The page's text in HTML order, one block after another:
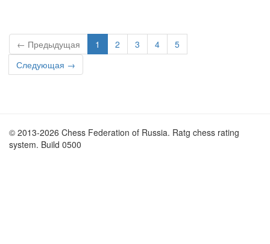
← Предыдущая 1 2 3 4
5
Следующая →
© 2013-2026 Chess Federation of Russia. Ratg chess rating
system. Build 0500